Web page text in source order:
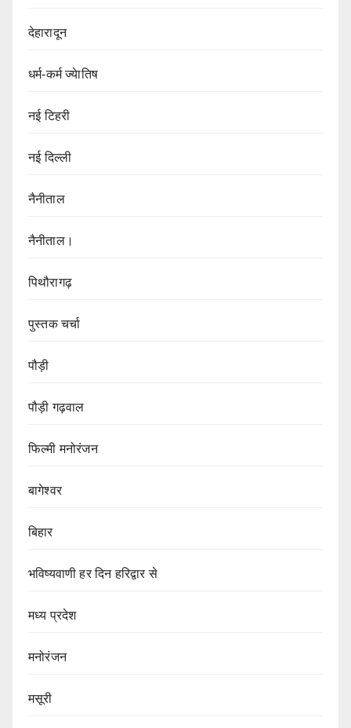
देहारादून
धर्म-कर्म ज्येातिष
नई टिहरी
नई दिल्ली
नैनीताल
नैनीताल।
पिथौरागढ़
पुस्तक चर्चा
पौड़ी
पौड़ी गढ़वाल
फिल्मी मनोरंजन
बागेश्वर
बिहार
भविष्यवाणी हर दिन हरिद्वार से
मध्य प्रदेश
मनोरंजन
मसूरी